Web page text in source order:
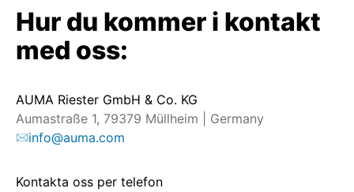
Hur du kommer i kontakt
med oss:
AUMA Riester GmbH & Co. KG
Aumastraße 1, 79379 Müllheim | Germany
info@auma.com
Kontakta oss per telefon